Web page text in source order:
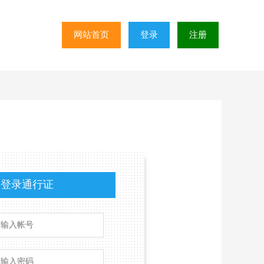
网站首页 登录 注册
登录通行证